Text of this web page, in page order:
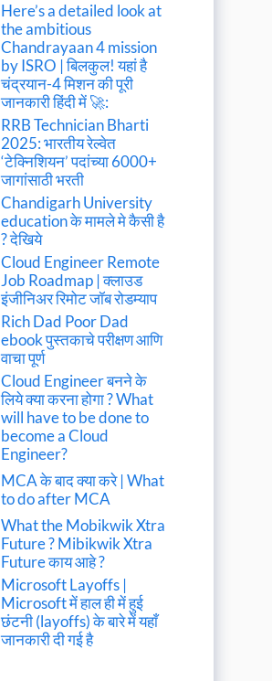
Here’s a detailed look at
the ambitious
Chandrayaan 4 mission
by ISRO | बिलकुल! यहां है
चंद्रयान-4 मिशन की पूरी
जानकारी हिंदी में 🚀:
RRB Technician Bharti
2025: भारतीय रेल्वेत
‘टेक्निशियन’ पदांच्या 6000+
जागांसाठी भरती
Chandigarh University
education के मामले मे कैसी है
? देखिये
Cloud Engineer Remote
Job Roadmap | क्लाउड
इंजीनिअर रिमोट जॉब रोडम्याप
Rich Dad Poor Dad
ebook पुस्तकाचे परीक्षण आणि
वाचा पूर्ण
Cloud Engineer बनने के
लिये क्या करना होगा ? What
will have to be done to
become a Cloud
Engineer?
MCA के बाद क्या करे | What
to do after MCA
What the Mobikwik Xtra
Future ? Mibikwik Xtra
Future काय आहे ?
Microsoft Layoffs |
Microsoft में हाल ही में हुई
छंटनी (layoffs) के बारे में यहाँ
जानकारी दी गई है